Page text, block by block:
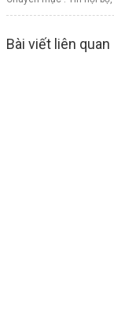
Bài viết liên quan